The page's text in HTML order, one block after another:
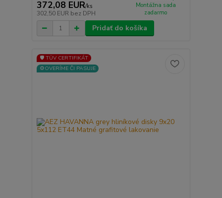
372,08 EUR/ks
302,50 EUR bez DPH
Montážna sada
zadarmo
Pridať do košíka
🛡️ TÜV CERTIFIKÁT
⚙️OVERÍME ČI PASUJE